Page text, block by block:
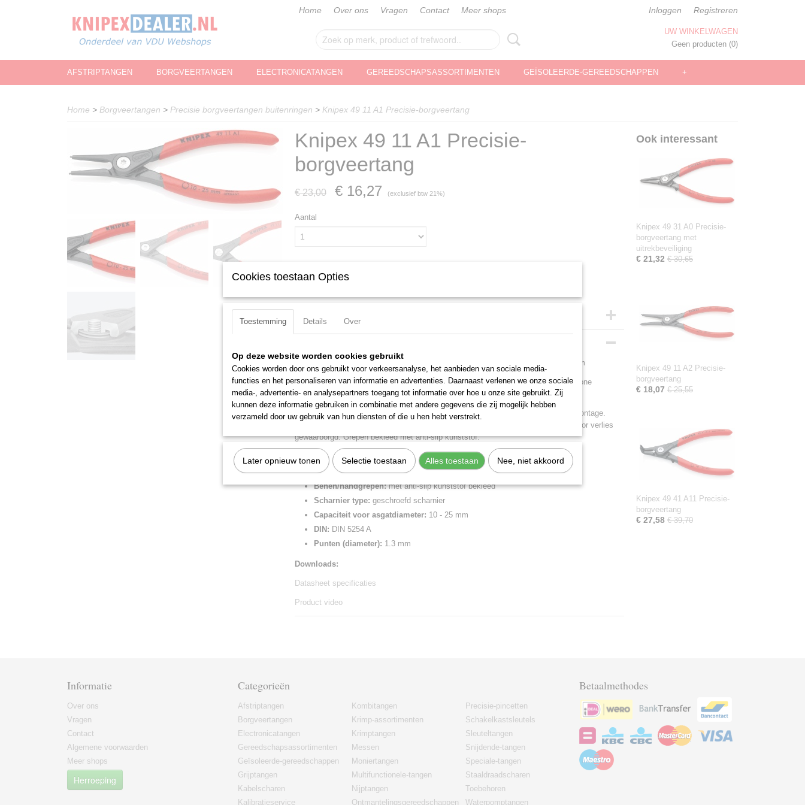
Home Over ons Vragen Contact Meer shops Inloggen Registreren
UW WINKELWAGEN
Geen producten (0)
AFSTRIPTANGEN BORGVEERTANGEN ELECTRONICATANGEN GEREEDSCHAPSASSORTIMENTEN GEÏSOLEERDE-GEREEDSCHAPPEN +
Home > Borgveertangen > Precisie borgveertangen buitenringen > Knipex 49 11 A1 Precisie-borgveertang
Knipex 49 11 A1 Precisie-
borgveertang
€ 23,00 € 16,27 (exclusief btw 21%)
Aantal
IN WINKELWAGEN
Productcode
49 11 A1
Productcode leverancier
Netto gewicht
0,10 Kg
Bruto gewicht
0,10 Kg
Afmetingen (l,b,h)
14,50 x 6,40 x 1,10 cm
Precisie-borgveertang grijs geatramenteerd, met anti-slip kunststof bekleed 140 mm
Zeer belastbaar vooral bij langdurig gebruik (gaat tot 10 x langer mee t.o.v. de gewone
borgveertangen). Met ingezette punten voor veilig werken.
Grote contactvlakken bij de punten: geen verdraaiing van de ringen, eenvoudige montage.
Precies, soepel lopend geschroefd scharnier. Openingsveer ligt in het scharnier, voor verlies
gewaarborgd. Grepen bekleed met anti-slip kunststof.
Lengte:140 mm
Tang afwerking:grijs geatramenteerd
Benen/handgrepen:met anti-slip kunststof bekleed
Scharnier type: geschroefd scharnier
Capaciteit voor asgatdiameter: 10 - 25 mm
DIN: DIN 5254 A
Punten (diameter): 1.3 mm
Downloads:
Datasheet specificaties
Product video
Ook interessant
Knipex 49 31 A0 Precisie-
borgveertang met
uitrekbeveiliging
€ 21,32 € 30,65
Knipex 49 11 A2 Precisie-
borgveertang
€ 18,07 € 25,55
Knipex 49 41 A11 Precisie-
borgveertang
€ 27,58 € 39,70
Informatie
Over ons
Vragen
Contact
Algemene voorwaarden
Meer shops
Herroeping
Categorieën
Afstriptangen
Borgveertangen
Electronicatangen
Gereedschapsassortimenten
Geïsoleerde-gereedschappen
Grijptangen
Kabelscharen
Kalibratieservice
Kombitangen
Krimp-assortimenten
Krimptangen
Messen
Moniertangen
Multifunctionele-tangen
Nijptangen
Ontmantelingsgereedschappen
Precisie-pincetten
Schakelkastsleutels
Sleuteltangen
Snijdende-tangen
Speciale-tangen
Staaldraadscharen
Toebehoren
Waterpomptangen
Betaalmethodes
Cookies toestaan Opties
Toestemming Details Over
Op deze website worden cookies gebruikt
Cookies worden door ons gebruikt voor verkeersanalyse, het aanbieden van sociale media-
functies en het personaliseren van informatie en advertenties. Daarnaast verlenen we onze sociale
media-, advertentie- en analysepartners toegang tot informatie over hoe u onze site gebruikt. Zij
kunnen deze informatie gebruiken in combinatie met andere gegevens die zij mogelijk hebben
verzameld door uw gebruik van hun diensten of die u hen hebt verstrekt.
Later opnieuw tonen Selectie toestaan Alles toestaan Nee, niet akkoord